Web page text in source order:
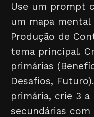
Use um prompt
um mapa
Produção de
tema principal.
primárias
Desafios,
primária, crie 3 a
secundárias